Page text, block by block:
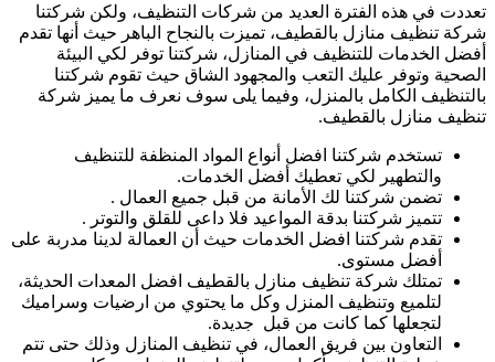
تعددت في هذه الفترة العديد من شركات التنظيف، ولكن شركتنا
شركة تنظيف منازل بالقطيف، تميزت بالنجاح الباهر حيث أنها تقدم
أفضل الخدمات للتنظيف في المنازل، شركتنا توفر لكي البيئة
الصحية وتوفر عليك التعب والمجهود الشاق حيث تقوم شركتنا
بالتنظيف الكامل بالمنزل، وفيما يلى سوف نعرف ما يميز شركة
تنظيف منازل بالقطيف.
تستخدم شركتنا افضل أنواع المواد المنظفة للتنظيف
والتطهير لكي تعطيك أفضل الخدمات.
تضمن شركتنا لك الأمانة من قبل جميع العمال .
تتميز شركتنا بدقة المواعيد فلا داعى للقلق والتوتر .
تقدم شركتنا افضل الخدمات حيث أن العمالة لدينا مدربة على
أفضل مستوى.
تمتلك شركة تنظيف منازل بالقطيف افضل المعدات الحديثة،
لتلميع وتنظيف المنزل وكل ما يحتوي من ارضيات وسراميك
لتجعلها كما كانت من قبل جديدة.
التعاون بين فريق العمال، في تنظيف المنازل وذلك حتى تتم